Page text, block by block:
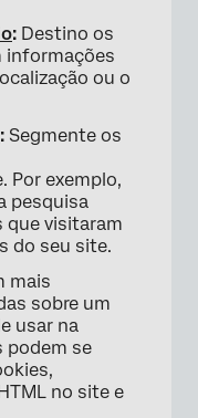
: Destino os
informações
ou o
: Segmente os
Por exemplo,
pesquisa
que visitaram
do seu site.
mais
sobre um
usar na
podem se
no site e